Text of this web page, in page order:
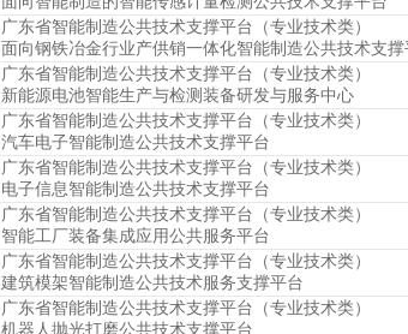
广东省智能制造公共技术支撑平台（专业技术类）
面向钢铁冶金行业产供销一体化智能制造公共技术支撑
广东省智能制造公共技术支撑平台（专业技术类）
新能源电池智能生产与检测装备研发与服务中心
广东省智能制造公共技术支撑平台（专业技术类）
汽车电子智能制造公共技术支撑平台
广东省智能制造公共技术支撑平台（专业技术类）
电子信息智能制造公共技术支撑平台
广东省智能制造公共技术支撑平台（专业技术类）
智能工厂装备集成应用公共服务平台
广东省智能制造公共技术支撑平台（专业技术类）
建筑模架智能制造公共技术服务支撑平台
广东省智能制造公共技术支撑平台（专业技术类）
机器人抛光打磨公共技术支撑平台